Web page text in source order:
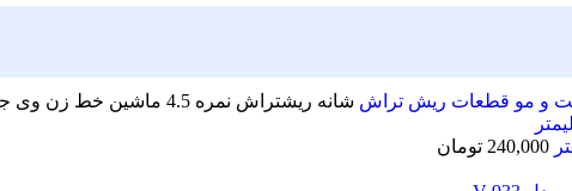
و مو قطعات ریش تراش شانه ریشتراش نمره 4.5 ماشین خط زن وی جی ار مدل V-933
240,000 تومان